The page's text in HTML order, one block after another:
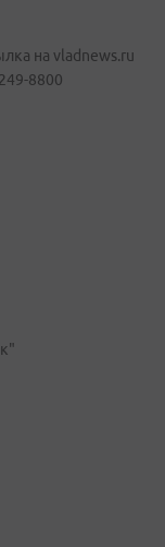
на vladnews.ru
8800